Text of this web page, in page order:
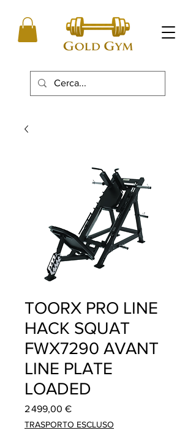
TOORX PRO LINE
HACK SQUAT
FWX7290 AVANT
LINE PLATE
LOADED
2 499,00 €Prix
TRASPORTO ESCLUSO